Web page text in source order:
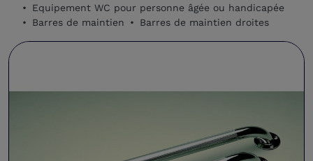
Equipement WC pour personne âgée ou handicapée
Barres de maintien
Barres de maintien droites